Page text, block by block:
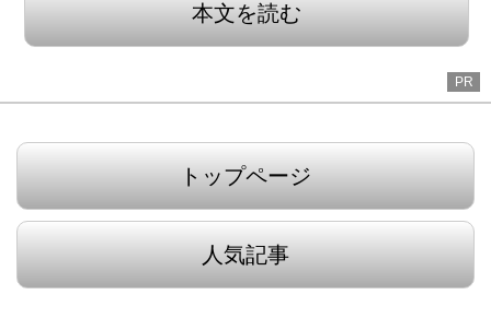
本文を読む
PR
トップページ
人気記事